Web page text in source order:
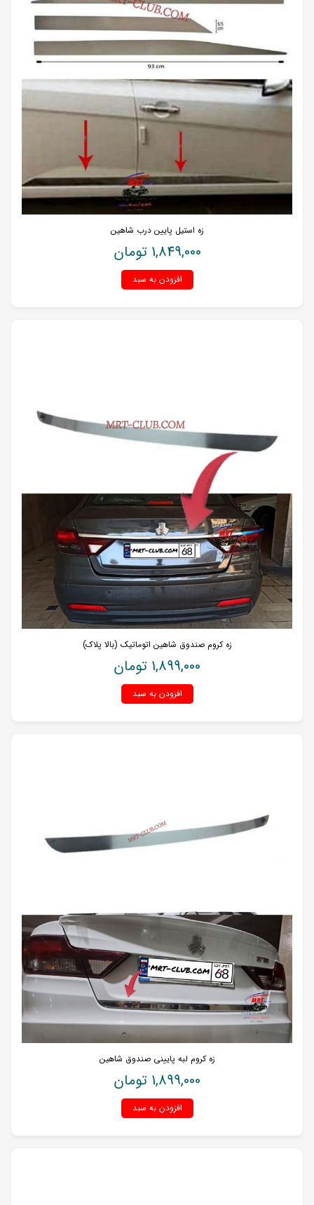
زه استیل پایین درب شاهین
1,849,000 تومان
افزودن به سبد
زه کروم صندوق شاهین اتوماتیک (بالا پلاک)
1,899,000 تومان
افزودن به سبد
زه کروم لبه پایینی صندوق شاهین
1,899,000 تومان
افزودن به سبد